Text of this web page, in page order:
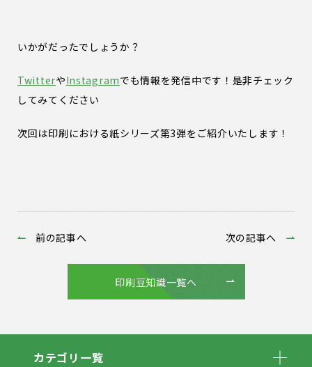
いかがだったでしょうか？
TwitterやInstagramでも情報を発信中です！是非チェック
してみてください
次回は印刷における紙シリーズ第3弾をご紹介いたします！
前の記事へ 次の記事へ
印刷豆知識一覧へ
カテゴリ一覧